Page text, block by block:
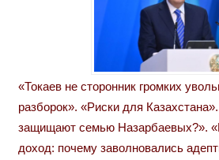
«Токаев не сторонник громких
разборок». «Риски для
защищают семью Назарбаевых?».
доход: почему заволновались